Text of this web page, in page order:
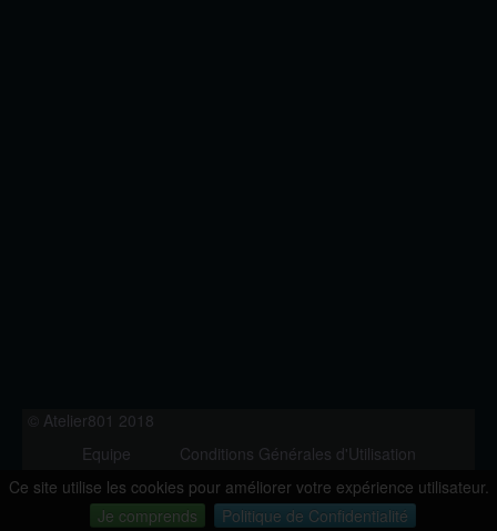
Ce site utilise les cookies pour améliorer votre expérience utilisateur.
Je comprends
Politique de Confidentialité
© Atelier801 2018
Equipe
Conditions Générales d'Utilisation
Politique de Confidentialité
Contact
Version 1.27